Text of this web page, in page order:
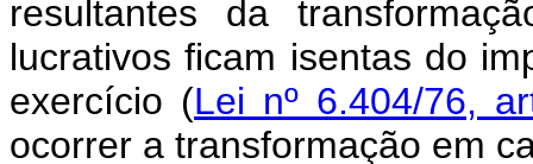
resultantes da
lucrativos ficam isentas do
exercício (Lei nº 6.404/76,
ocorrer a transformação em